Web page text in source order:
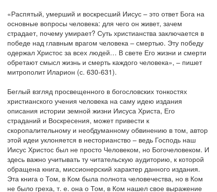
«Распятый, умерший и воскресший Иисус – это ответ Бога на
основные вопросы человека: для чего он живет, зачем
страдает, почему умирает? Суть христианства заключается в
победе над главным врагом человека – смертью. Эту победу
одержал Христос за всех людей… В свете Его жизни и смерти
обретают смысл жизнь и смерть каждого человека», – пишет
митрополит Иларион (с. 630-631).
Беглый взгляд просвещенного в богословских тонкостях
христианского учения человека на саму идею издания
описания истории земной жизни Иисуса Христа, Его
страданий и Воскресения, может привести к
скоропалительному и необдуманному обвинению в том, автор
этой идеи уклоняется в несторианство – ведь Господь наш
Иисус Христос был не просто Человеком, но Богочеловеком. И
здесь важно учитывать ту читательскую аудиторию, к которой
обращена книга, миссионерский характер данного издания.
Эта книга о Том, в Ком была полнота человечества, но в Ком
не было греха, т. е. она о Том, в Ком нашел свое выражение